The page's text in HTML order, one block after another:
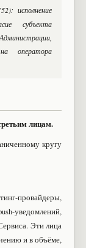
исполнение
субъекта
оператора
лицам.
кругу
провайдеры,
уведомлений,
Эти лица
и в объёме,